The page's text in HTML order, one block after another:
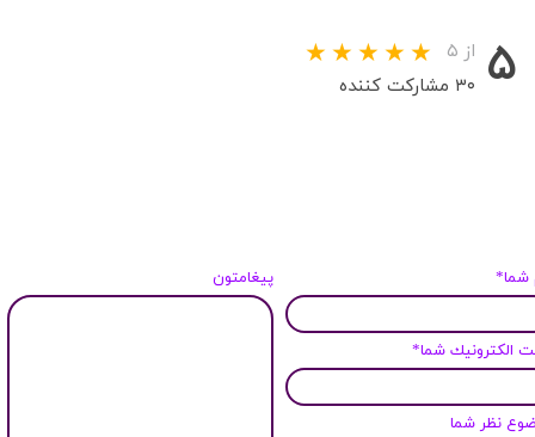
۵ از ۵
۳۰ مشارکت کننده
شما*
الكترونيك شما*
نظر شما
پیغامتون